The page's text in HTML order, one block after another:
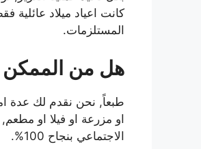
كانت اعياد ميلاد عائلية
المستلزمات.
هل من الممكن
طبعاً, نحن نقدم لك عدة
او مزرعة او فيلا او
الاجتماعي بنجاح 100%.